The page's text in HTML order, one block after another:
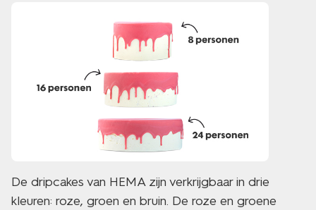
De dripcakes van HEMA zijn verkrijgbaar in drie
kleuren: roze, groen en bruin. De roze en groene